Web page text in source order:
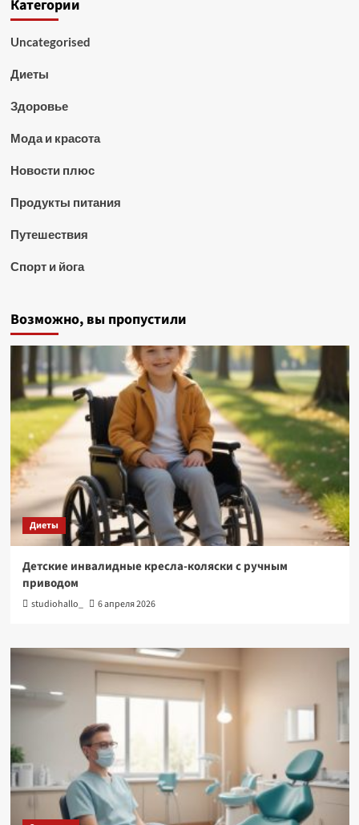
Категории
Uncategorised
Диеты
Здоровье
Мода и красота
Новости плюс
Продукты питания
Путешествия
Спорт и йога
Возможно, вы пропустили
Диеты
Детские инвалидные кресла-коляски с ручным
приводом
studiohallo_ 6 апреля 2026